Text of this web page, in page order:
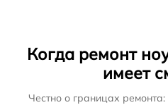
Когда ремонт
имеет
Честно о границах